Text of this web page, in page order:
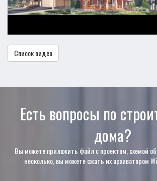
Список видео
Есть вопросы по
дома?
Вы можете приложить файл с проектом, схемой
несколько, вы можете сжать их архиватором